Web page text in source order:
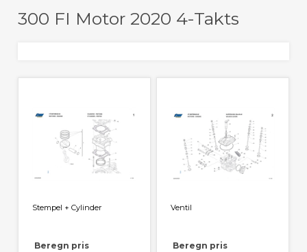
300 FI Motor 2020 4-Takts
Stempel + Cylinder
Beregn pris
Ventil
Beregn pris